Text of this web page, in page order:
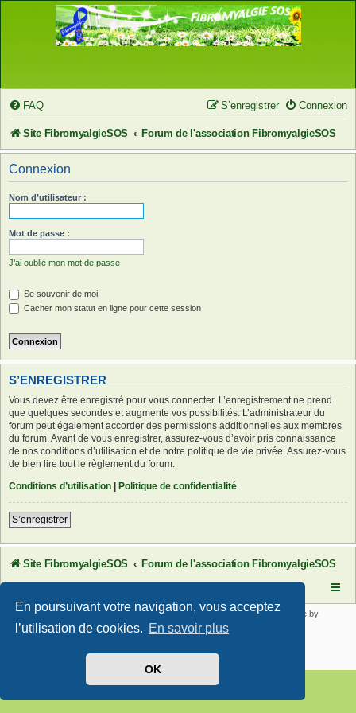
En poursuivant votre navigation, vous acceptez
l’utilisation de cookies. En savoir plus
OK
FAQ Connexion
S’enregistrer
Site FibromyalgieSOS Forum de l'association FibromyalgieSOS
Connexion
Nom d’utilisateur :
Mot de passe :
J’ai oublié mon mot de passe
Se souvenir de moi
Cacher mon statut en ligne pour cette session
S’ENREGISTRER
Vous devez être enregistré pour vous connecter. L’enregistrement ne prend
que quelques secondes et augmente vos possibilités. L’administrateur du
forum peut également accorder des permissions additionnelles aux membres
du forum. Avant de vous enregistrer, assurez-vous d’avoir pris connaissance
de nos conditions d’utilisation et de notre politique de vie privée. Assurez-vous
de bien lire tout le règlement du forum.
Conditions d’utilisation
Politique de confidentialité
S’enregistrer
Site FibromyalgieSOS Forum de l'association FibromyalgieSOS
Développé parphpBB® Forum Software © phpBB Limited | SE Square by
PhpBB3 BBCodes
Confidentialité|Conditions